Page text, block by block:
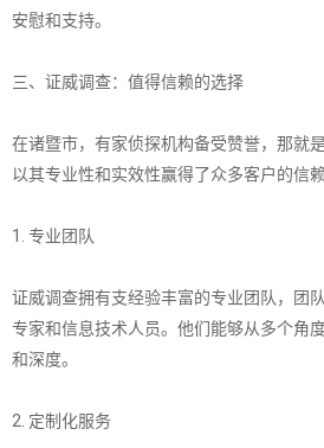
安慰和支持。
三、证威调查：值得信赖的选择
在诸暨市，有家侦探机构备受赞誉，那就
以其专业性和实效性赢得了众多客户的信赖
1. 专业团队
证威调查拥有支经验丰富的专业团队，团
专家和信息技术人员。他们能够从多个角
和深度。
2. 定制化服务